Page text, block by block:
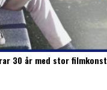
30 år med stor filmkonst